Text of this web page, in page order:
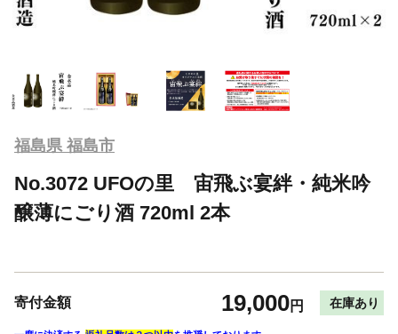
福島県 福島市
No.3072 UFOの里 宙飛ぶ宴絆・純米吟
醸薄にごり酒 720ml 2本
寄付金額 19,000円 在庫あり